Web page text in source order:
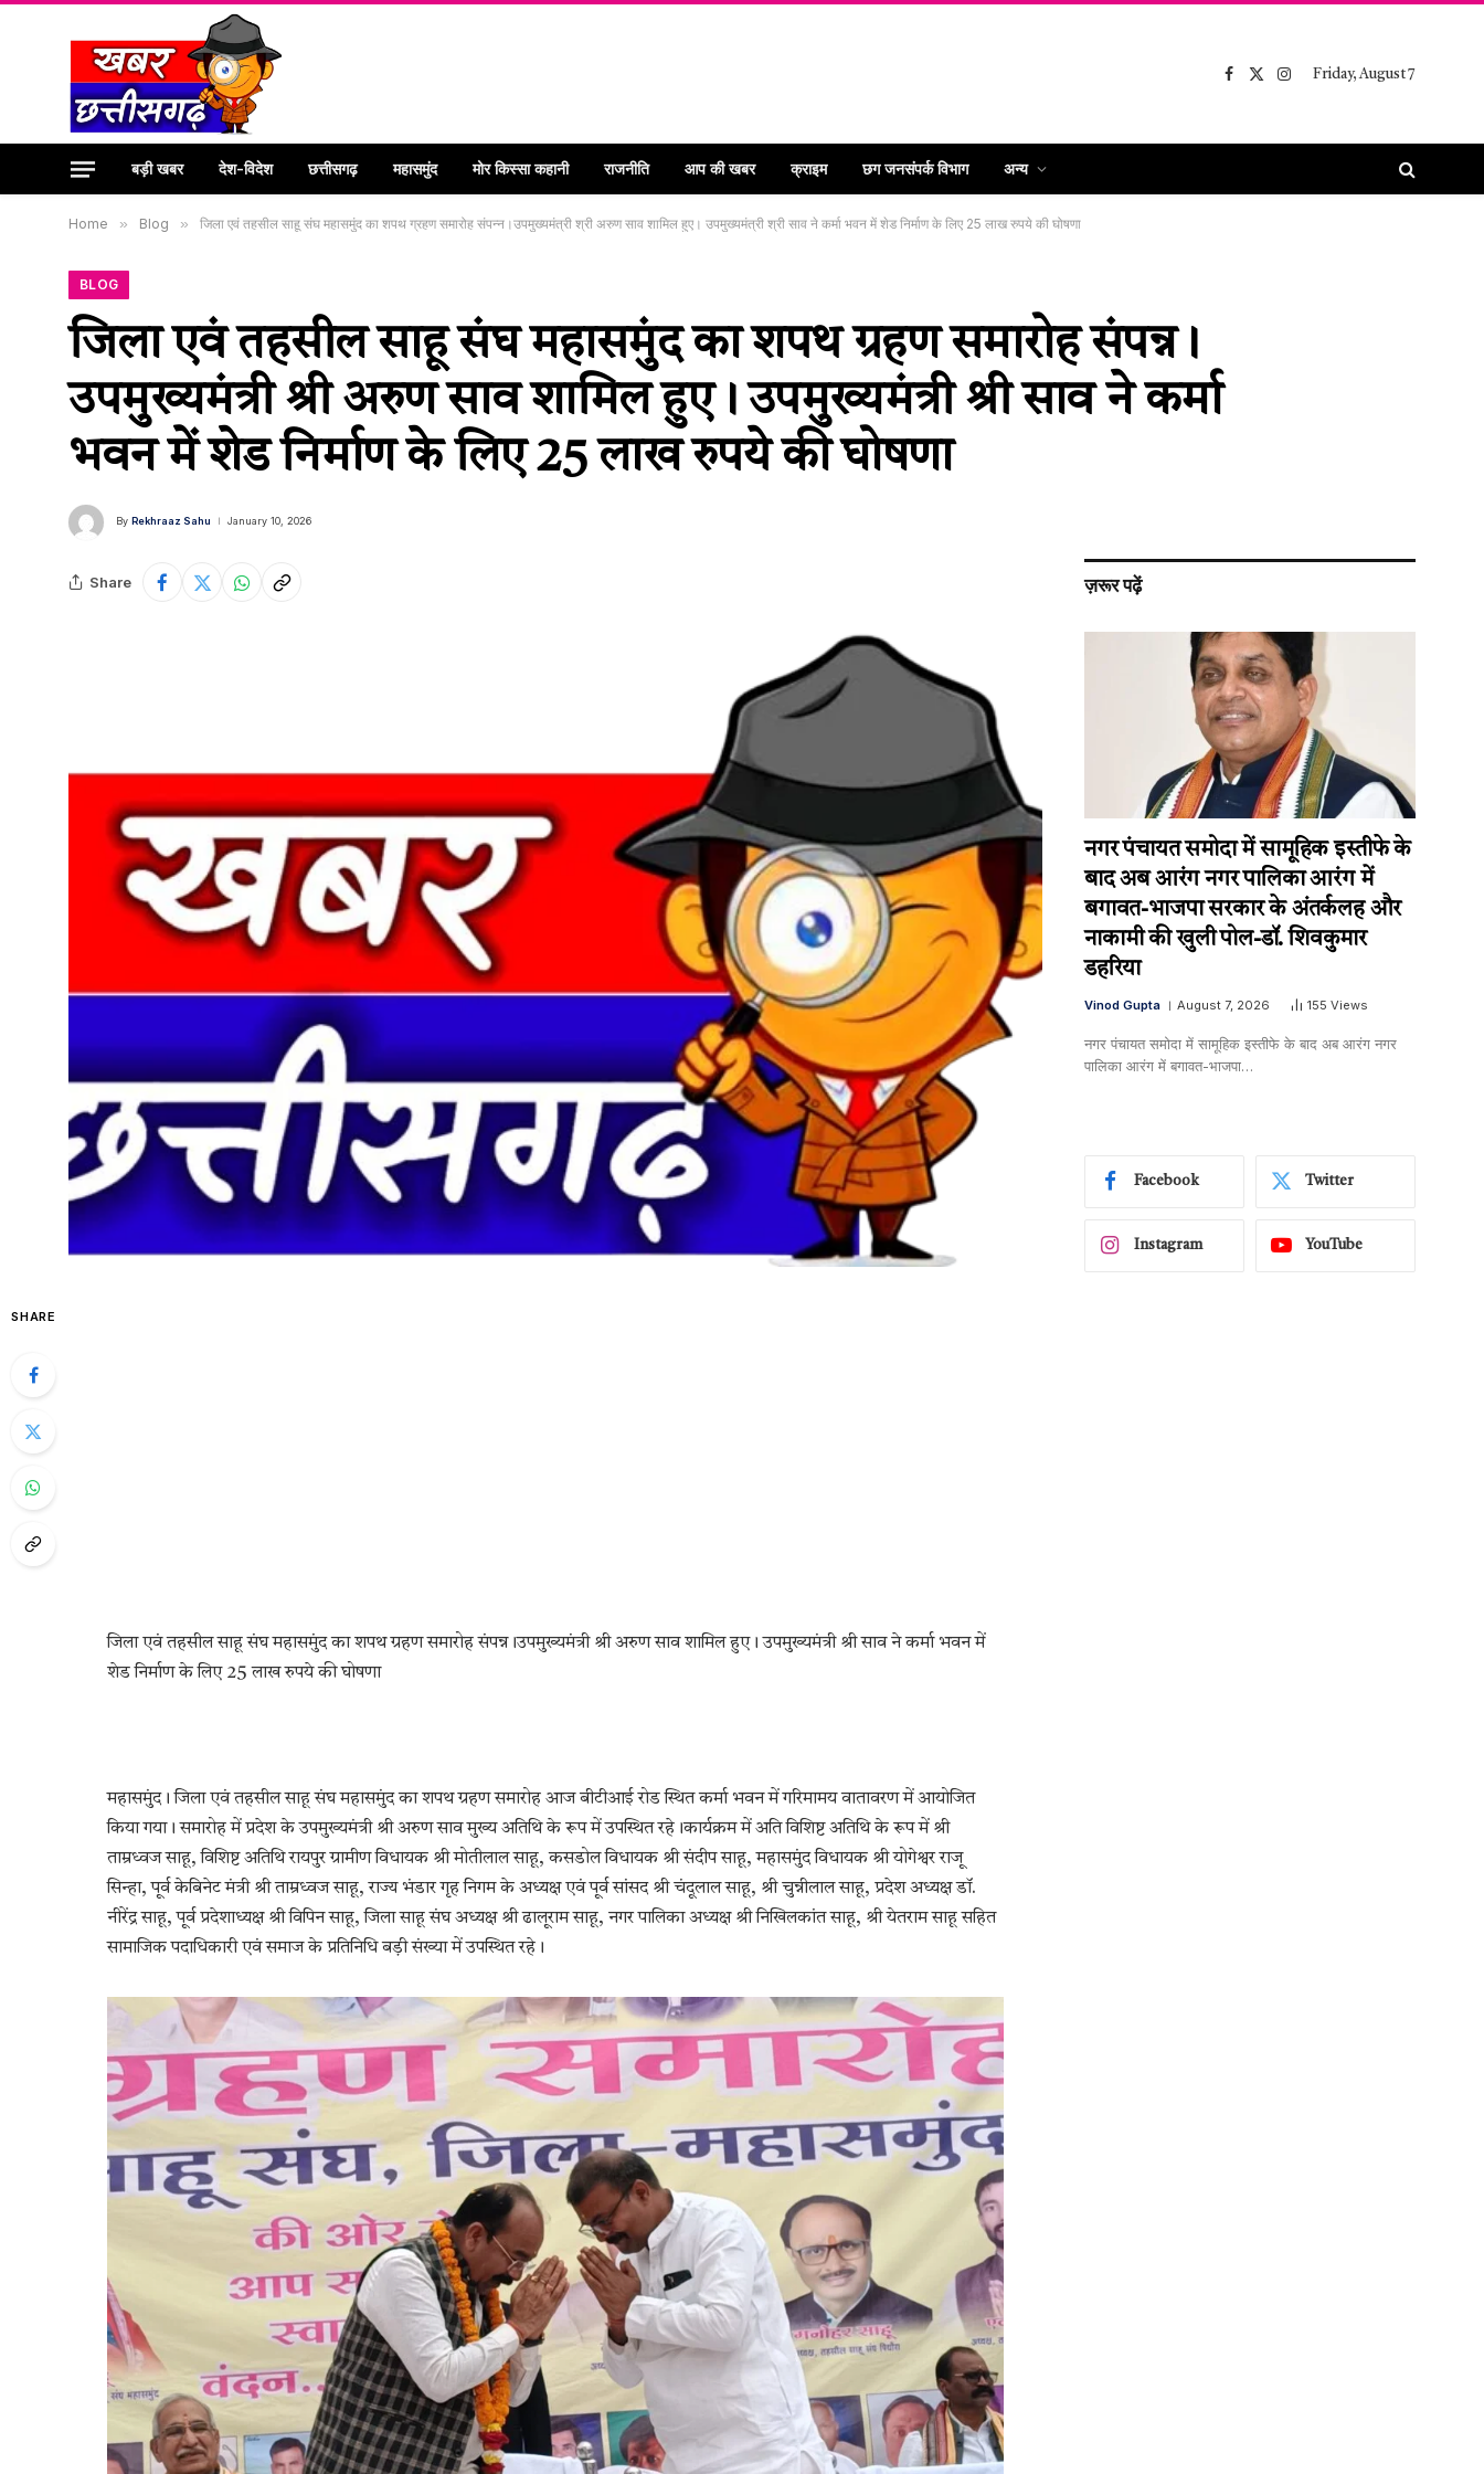
Facebook
X
Instagram
Friday, August 7
बड़ी खबर देश-विदेश छत्तीसगढ़ महासमुंद मोर किस्सा कहानी राजनीति आप की खबर क्राइम छग जनसंपर्क विभाग अन्य
Home » Blog » जिला एवं तहसील साहू संघ महासमुंद का शपथ ग्रहण समारोह संपन्न।उपमुख्यमंत्री श्री अरुण साव शामिल हुए। उपमुख्यमंत्री श्री साव ने कर्मा भवन में शेड निर्माण के लिए 25 लाख रुपये की घोषणा
BLOG
जिला एवं तहसील साहू संघ महासमुंद का शपथ ग्रहण समारोह संपन्न।
उपमुख्यमंत्री श्री अरुण साव शामिल हुए। उपमुख्यमंत्री श्री साव ने कर्मा
भवन में शेड निर्माण के लिए 25 लाख रुपये की घोषणा
By Rekhraaz Sahu January 10, 2026
Share
SHARE
जिला एवं तहसील साहू संघ महासमुंद का शपथ ग्रहण समारोह संपन्न।उपमुख्यमंत्री श्री अरुण साव शामिल हुए। उपमुख्यमंत्री श्री साव ने कर्मा भवन में
शेड निर्माण के लिए 25 लाख रुपये की घोषणा
महासमुंद। जिला एवं तहसील साहू संघ महासमुंद का शपथ ग्रहण समारोह आज बीटीआई रोड स्थित कर्मा भवन में गरिमामय वातावरण में आयोजित
किया गया। समारोह में प्रदेश के उपमुख्यमंत्री श्री अरुण साव मुख्य अतिथि के रूप में उपस्थित रहे।कार्यक्रम में अति विशिष्ट अतिथि के रूप में श्री
ताम्रध्वज साहू, विशिष्ट अतिथि रायपुर ग्रामीण विधायक श्री मोतीलाल साहू, कसडोल विधायक श्री संदीप साहू, महासमुंद विधायक श्री योगेश्वर राजू
सिन्हा, पूर्व केबिनेट मंत्री श्री ताम्रध्वज साहू, राज्य भंडार गृह निगम के अध्यक्ष एवं पूर्व सांसद श्री चंदूलाल साहू, श्री चुन्नीलाल साहू, प्रदेश अध्यक्ष डॉ.
नीरेंद्र साहू, पूर्व प्रदेशाध्यक्ष श्री विपिन साहू, जिला साहू संघ अध्यक्ष श्री ढालूराम साहू, नगर पालिका अध्यक्ष श्री निखिलकांत साहू, श्री येतराम साहू सहित
सामाजिक पदाधिकारी एवं समाज के प्रतिनिधि बड़ी संख्या में उपस्थित रहे।
ज़रूर पढ़ें
नगर पंचायत समोदा में सामूहिक इस्तीफे के
बाद अब आरंग नगर पालिका आरंग में
बगावत-भाजपा सरकार के अंतर्कलह और
नाकामी की खुली पोल-डॉ. शिवकुमार
डहरिया
Vinod Gupta August 7, 2026 155 Views
नगर पंचायत समोदा में सामूहिक इस्तीफे के बाद अब आरंग नगर
पालिका आरंग में बगावत-भाजपा…
Facebook Twitter
Instagram YouTube